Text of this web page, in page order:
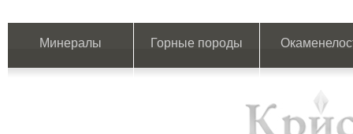
Минералы Горные породы